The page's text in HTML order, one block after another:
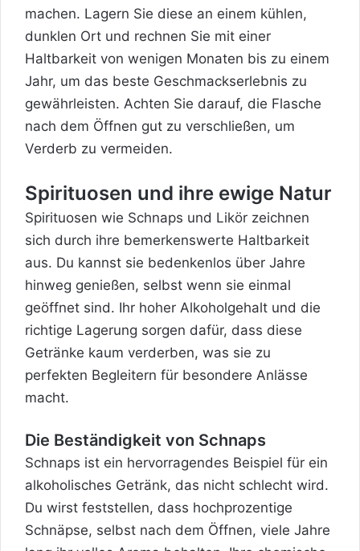
machen. Lagern Sie diese an einem kühlen,
dunklen Ort und rechnen Sie mit einer
Haltbarkeit von wenigen Monaten bis zu einem
Jahr, um das beste Geschmackserlebnis zu
gewährleisten. Achten Sie darauf, die Flasche
nach dem Öffnen gut zu verschließen, um
Verderb zu vermeiden.
Spirituosen und ihre ewige Natur
Spirituosen wie Schnaps und Likör zeichnen
sich durch ihre bemerkenswerte Haltbarkeit
aus. Du kannst sie bedenkenlos über Jahre
hinweg genießen, selbst wenn sie einmal
geöffnet sind. Ihr hoher Alkoholgehalt und die
richtige Lagerung sorgen dafür, dass diese
Getränke kaum verderben, was sie zu
perfekten Begleitern für besondere Anlässe
macht.
Die Beständigkeit von Schnaps
Schnaps ist ein hervorragendes Beispiel für ein
alkoholisches Getränk, das nicht schlecht wird.
Du wirst feststellen, dass hochprozentige
Schnäpse, selbst nach dem Öffnen, viele Jahre